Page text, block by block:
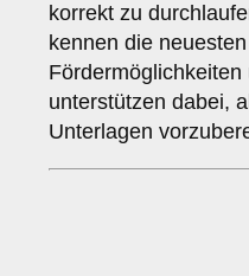
korrekt zu
kennen die neuesten
Fördermöglichkeiten
unterstützen dabei,
Unterlagen